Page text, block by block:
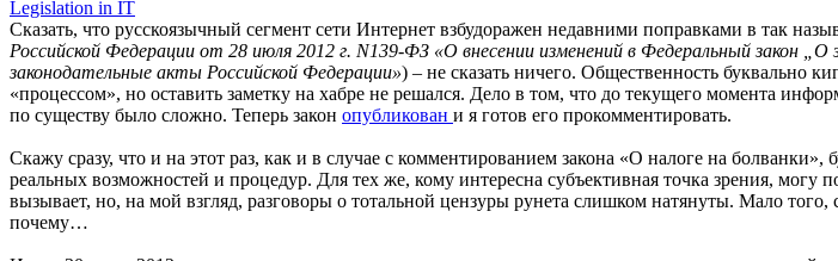
Legislation in IT
Сказать, что русскоязычный сегмент сети Интернет взбудоражен недавними поправками в так
Российской Федерации от 28 июля 2012 г. N139-ФЗ «О внесении изменений в Федеральный закон
законодательные акты Российской Федерации») – не сказать ничего. Общественность буквально
«процессом», но оставить заметку на хабре не решался. Дело в том, что до текущего момента
по существу было сложно. Теперь закон опубликован и я готов его прокомментировать.
Скажу сразу, что и на этот раз, как и в случае с комментированием закона «О налоге на
реальных возможностей и процедур. Для тех же, кому интересна субъективная точка зрения, могу
вызывает, но, на мой взгляд, разговоры о тотальной цензуры рунета слишком натянуты. Мало
почему…